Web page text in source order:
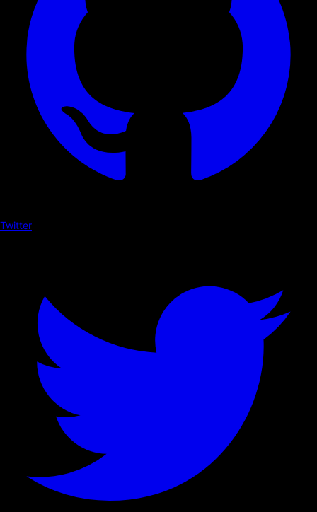
Twitter